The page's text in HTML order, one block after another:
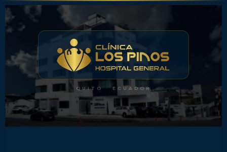
QUITO · ECUADOR